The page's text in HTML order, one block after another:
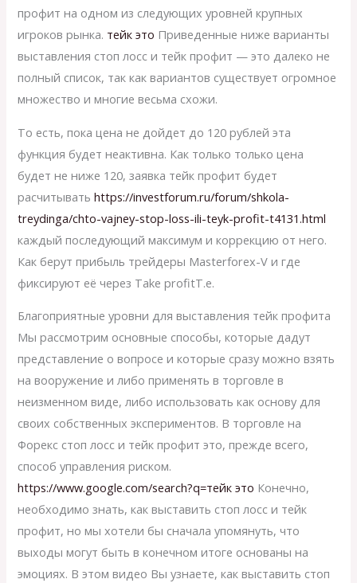
профит на одном из следующих уровней крупных
игроков рынка. тейк это Приведенные ниже варианты
выставления стоп лосс и тейк профит — это далеко не
полный список, так как вариантов существует огромное
множество и многие весьма схожи.
То есть, пока цена не дойдет до 120 рублей эта
функция будет неактивна. Как только только цена
будет не ниже 120, заявка тейк профит будет
расчитыватьhttps://investforum.ru/forum/shkola-
treydinga/chto-vajney-stop-loss-ili-teyk-profit-t4131.html
каждый последующий максимум и коррекцию от него.
Как берут прибыль трейдеры Masterforex-V и где
фиксируют её через Take profitТ.е.
Благоприятные уровни для выставления тейк профита
Мы рассмотрим основные способы, которые дадут
представление о вопросе и которые сразу можно взять
на вооружение и либо применять в торговле в
неизменном виде, либо использовать как основу для
своих собственных экспериментов. В торговле на
Форекс стоп лосс и тейк профит это, прежде всего,
способ управления риском.
https://www.google.com/search?q=тейк это Конечно,
необходимо знать, как выставить стоп лосс и тейк
профит, но мы хотели бы сначала упомянуть, что
выходы могут быть в конечном итоге основаны на
эмоциях. В этом видео Вы узнаете, как выставить стоп